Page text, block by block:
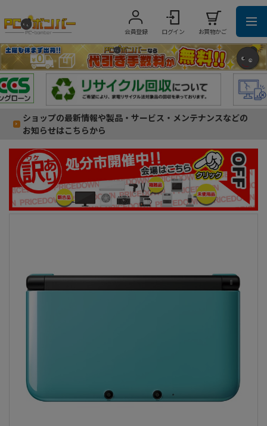
会員登録 ログイン お買物かご
ショップの最新情報や製品・サービス・メンテナンスなどの
お知らせはこちらから